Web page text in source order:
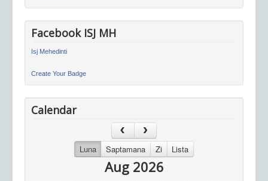
Facebook ISJ MH
Isj Mehedinti
Create Your Badge
Calendar
Luna Saptamana Zi Lista
Aug 2026